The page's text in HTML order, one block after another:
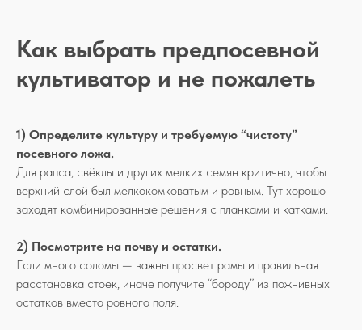
Как выбрать предпосевной
культиватор и не пожалеть
1) Определите культуру и требуемую “чистоту”
посевного ложа.
Для рапса, свёклы и других мелких семян критично, чтобы
верхний слой был мелкокомковатым и ровным. Тут хорошо
заходят комбинированные решения с планками и катками.
2) Посмотрите на почву и остатки.
Если много соломы — важны просвет рамы и правильная
расстановка стоек, иначе получите “бороду” из пожнивных
остатков вместо ровного поля.